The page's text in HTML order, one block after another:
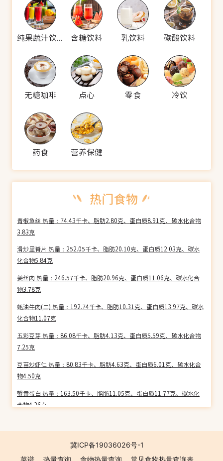
纯果蔬汁饮料 含糖饮料 乳饮料 碳酸饮料
无糖咖啡 点心 零食 冷饮
药食 营养保健
青椒鱼丝 热量：74.43千卡、脂肪2.80克、蛋白质8.91克、碳水化合物
3.83克
滑炒里脊片 热量：252.05千卡、脂肪20.10克、蛋白质12.03克、碳水
化合物5.84克
姜丝肉 热量：246.57千卡、脂肪20.96克、蛋白质11.06克、碳水化合
物3.78克
蚝油牛肉(二) 热量：192.74千卡、脂肪10.31克、蛋白质13.97克、碳水
化合物11.07克
五彩豆芽 热量：86.08千卡、脂肪4.13克、蛋白质5.59克、碳水化合物
7.25克
豆苗炒虾仁 热量：80.83千卡、脂肪4.63克、蛋白质6.01克、碳水化合
物4.50克
蟹黄蛋白 热量：163.50千卡、脂肪11.05克、蛋白质11.77克、碳水化
合物4.26克
合物15.48克
素炒蟹粉 热量：82.36千卡、脂肪4.00克、蛋白质1.93克、碳水化合物
冀ICP备19036026号-1